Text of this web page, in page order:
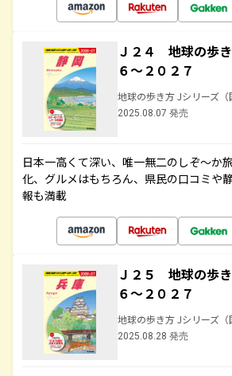
Ｊ２４ 地球の歩
６～２０２７
地球の歩き方 Jシリーズ（
2025.08.07 発売
日本一高くて深い、唯一無二のしぞ～
化、グルメはもちろん、県民の口コミや
報も満載
Ｊ２５ 地球の歩
６～２０２７
地球の歩き方 Jシリーズ（
2025.08.28 発売